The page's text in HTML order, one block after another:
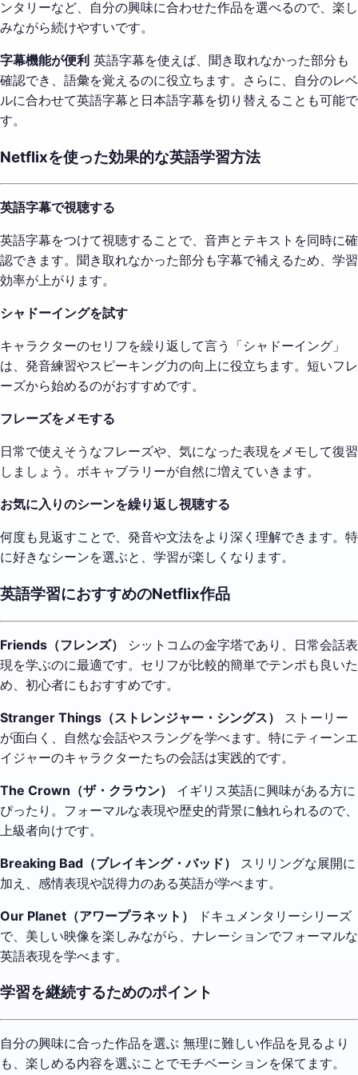
ンタリーなど、自分の興味に合わせた作品を選べるので、楽し
みながら続けやすいです。
字幕機能が便利 英語字幕を使えば、聞き取れなかった部分も
確認でき、語彙を覚えるのに役立ちます。さらに、自分のレベ
ルに合わせて英語字幕と日本語字幕を切り替えることも可能で
す。
Netflixを使った効果的な英語学習方法
英語字幕で視聴する
英語字幕をつけて視聴することで、音声とテキストを同時に確
認できます。聞き取れなかった部分も字幕で補えるため、学習
効率が上がります。
シャドーイングを試す
キャラクターのセリフを繰り返して言う「シャドーイング」
は、発音練習やスピーキング力の向上に役立ちます。短いフレ
ーズから始めるのがおすすめです。
フレーズをメモする
日常で使えそうなフレーズや、気になった表現をメモして復習
しましょう。ボキャブラリーが自然に増えていきます。
お気に入りのシーンを繰り返し視聴する
何度も見返すことで、発音や文法をより深く理解できます。特
に好きなシーンを選ぶと、学習が楽しくなります。
英語学習におすすめのNetflix作品
Friends（フレンズ）
シットコムの金字塔であり、日常会話表
現を学ぶのに最適です。セリフが比較的簡単でテンポも良いた
め、初心者にもおすすめです。
Stranger Things（ストレンジャー・シングス）
ストーリー
が面白く、自然な会話やスラングを学べます。特にティーンエ
イジャーのキャラクターたちの会話は実践的です。
The Crown（ザ・クラウン）
イギリス英語に興味がある方に
ぴったり。フォーマルな表現や歴史的背景に触れられるので、
上級者向けです。
Breaking Bad（ブレイキング・バッド）
スリリングな展開に
加え、感情表現や説得力のある英語が学べます。
Our Planet（アワープラネット）
ドキュメンタリーシリーズ
で、美しい映像を楽しみながら、ナレーションでフォーマルな
英語表現を学べます。
学習を継続するためのポイント
自分の興味に合った作品を選ぶ 無理に難しい作品を見るより
も、楽しめる内容を選ぶことでモチベーションを保てます。